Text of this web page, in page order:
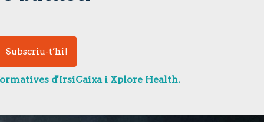
d'IrsiCaixa i Xplore Health.